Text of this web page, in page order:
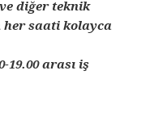
diğer teknik
saati kolayca
19.00 arası iş
16 İKİNCİ EL ÇIKMA